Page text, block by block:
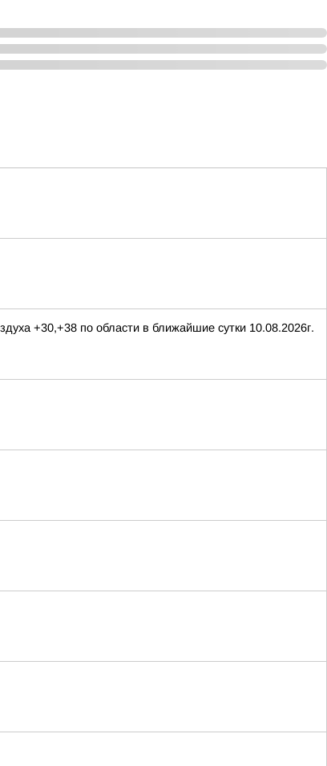
+30,+38 по области в ближайшие сутки 10.08.2026г.